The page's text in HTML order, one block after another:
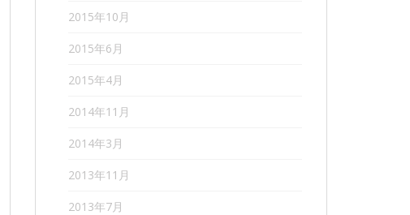
2015年10月
2015年6月
2015年4月
2014年11月
2014年3月
2013年11月
2013年7月